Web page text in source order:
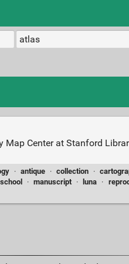
Center at Stanford
· antique · collection ·
school · manuscript · luna ·